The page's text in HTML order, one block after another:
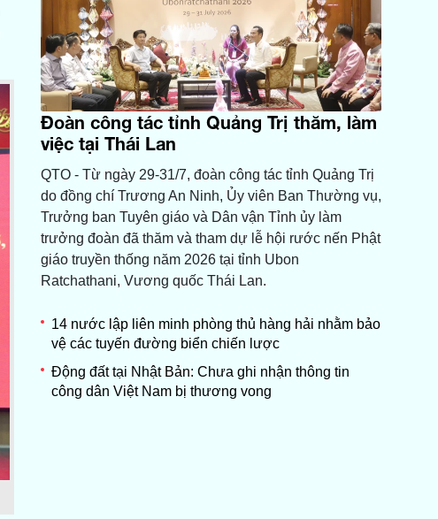
Đoàn công tác tỉnh Quảng Trị thăm, làm
việc tại Thái Lan
QTO - Từ ngày 29-31/7, đoàn công tác tỉnh Quảng Trị
do đồng chí Trương An Ninh, Ủy viên Ban Thường vụ,
Trưởng ban Tuyên giáo và Dân vận Tỉnh ủy làm
trưởng đoàn đã thăm và tham dự lễ hội rước nến Phật
giáo truyền thống năm 2026 tại tỉnh Ubon
Ratchathani, Vương quốc Thái Lan.
14 nước lập liên minh phòng thủ hàng hải nhằm bảo
vệ các tuyến đường biển chiến lược
Động đất tại Nhật Bản: Chưa ghi nhận thông tin
công dân Việt Nam bị thương vong